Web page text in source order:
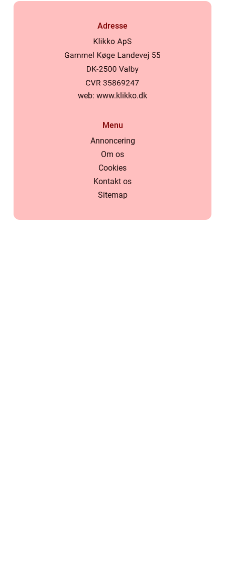
Adresse
web: www.klikko.dk
Menu
Annoncering
Om os
Cookies
Kontakt os
Sitemap